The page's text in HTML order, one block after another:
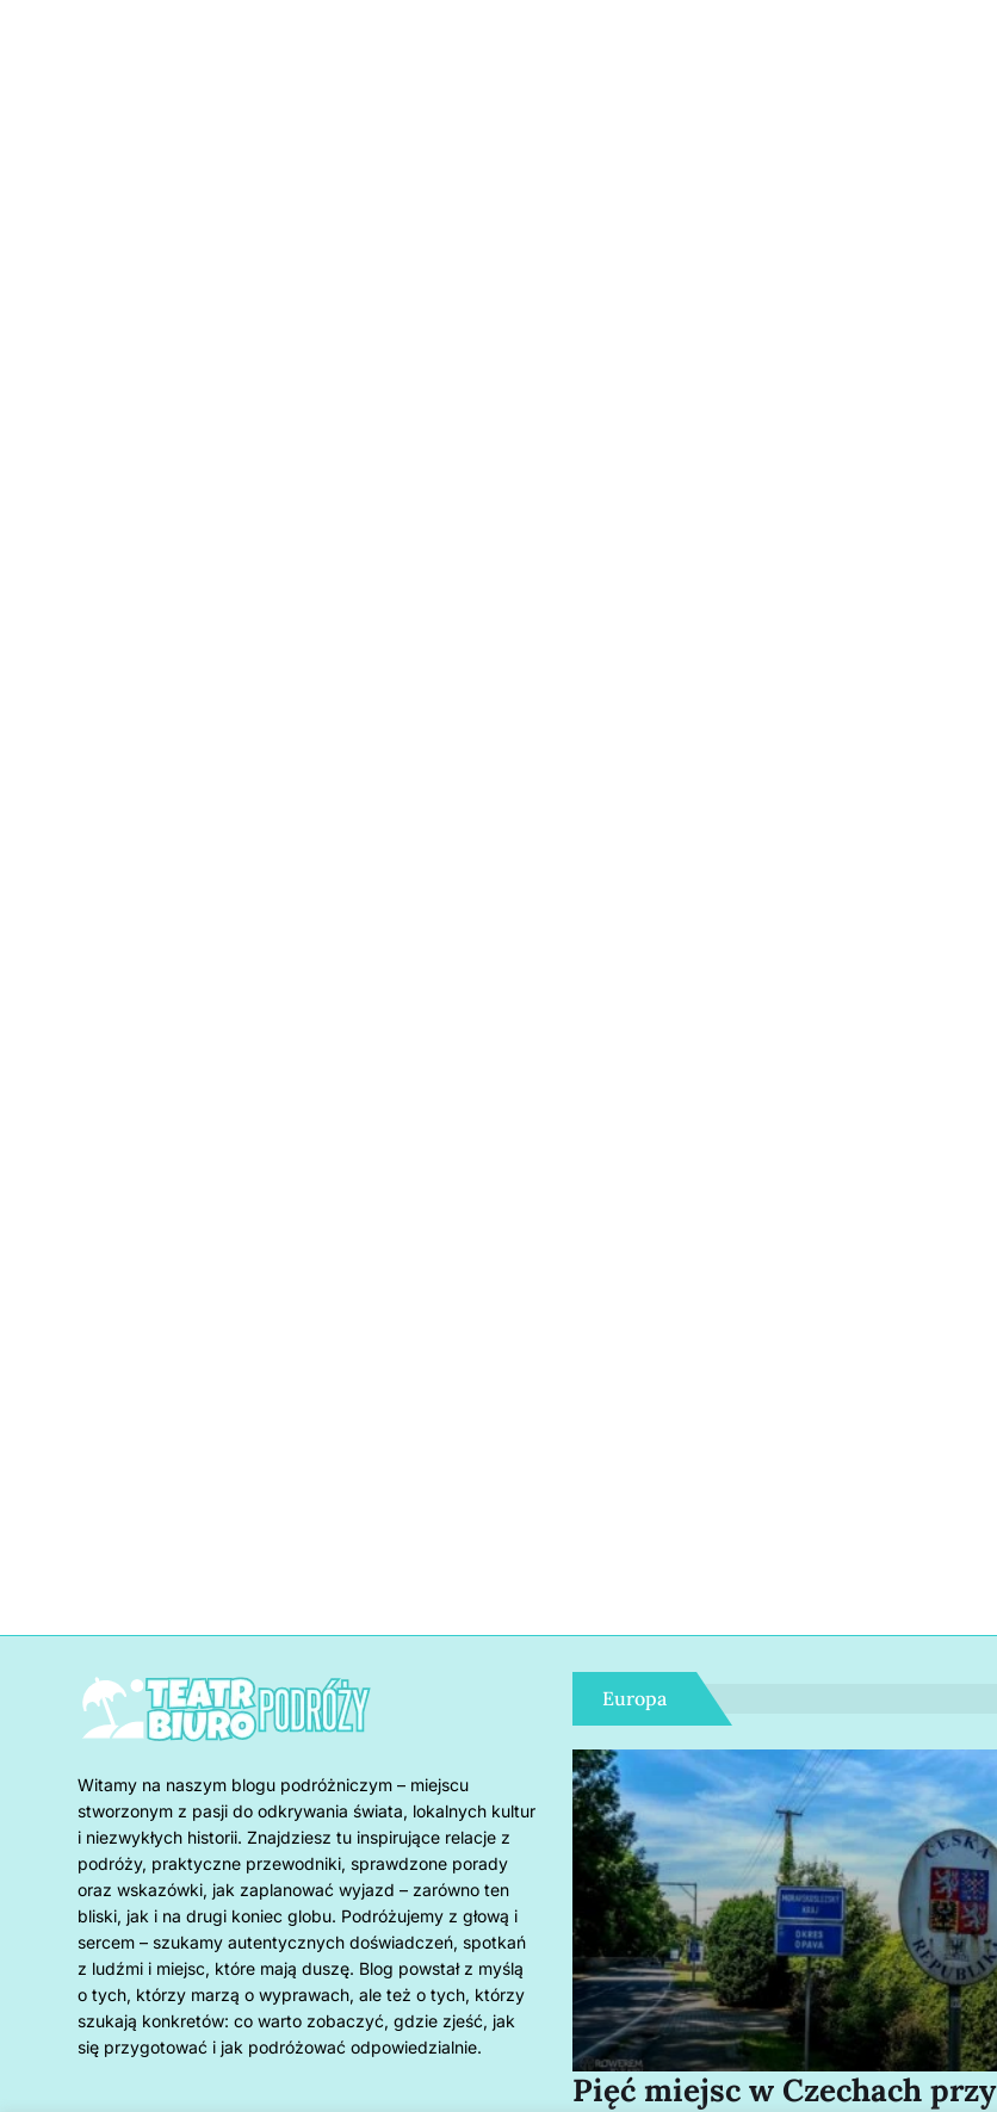
Witamy na naszym blogu podróżniczym – miejscu
stworzonym z pasji do odkrywania świata, lokalnych kultur
i niezwykłych historii. Znajdziesz tu inspirujące relacje z
podróży, praktyczne przewodniki, sprawdzone porady
oraz wskazówki, jak zaplanować wyjazd – zarówno ten
bliski, jak i na drugi koniec globu. Podróżujemy z głową i
sercem – szukamy autentycznych doświadczeń, spotkań
z ludźmi i miejsc, które mają duszę. Blog powstał z myślą
o tych, którzy marzą o wyprawach, ale też o tych, którzy
szukają konkretów: co warto zobaczyć, gdzie zjeść, jak
się przygotować i jak podróżować odpowiedzialnie.
Europa
Pięć miejsc w Czechach przy